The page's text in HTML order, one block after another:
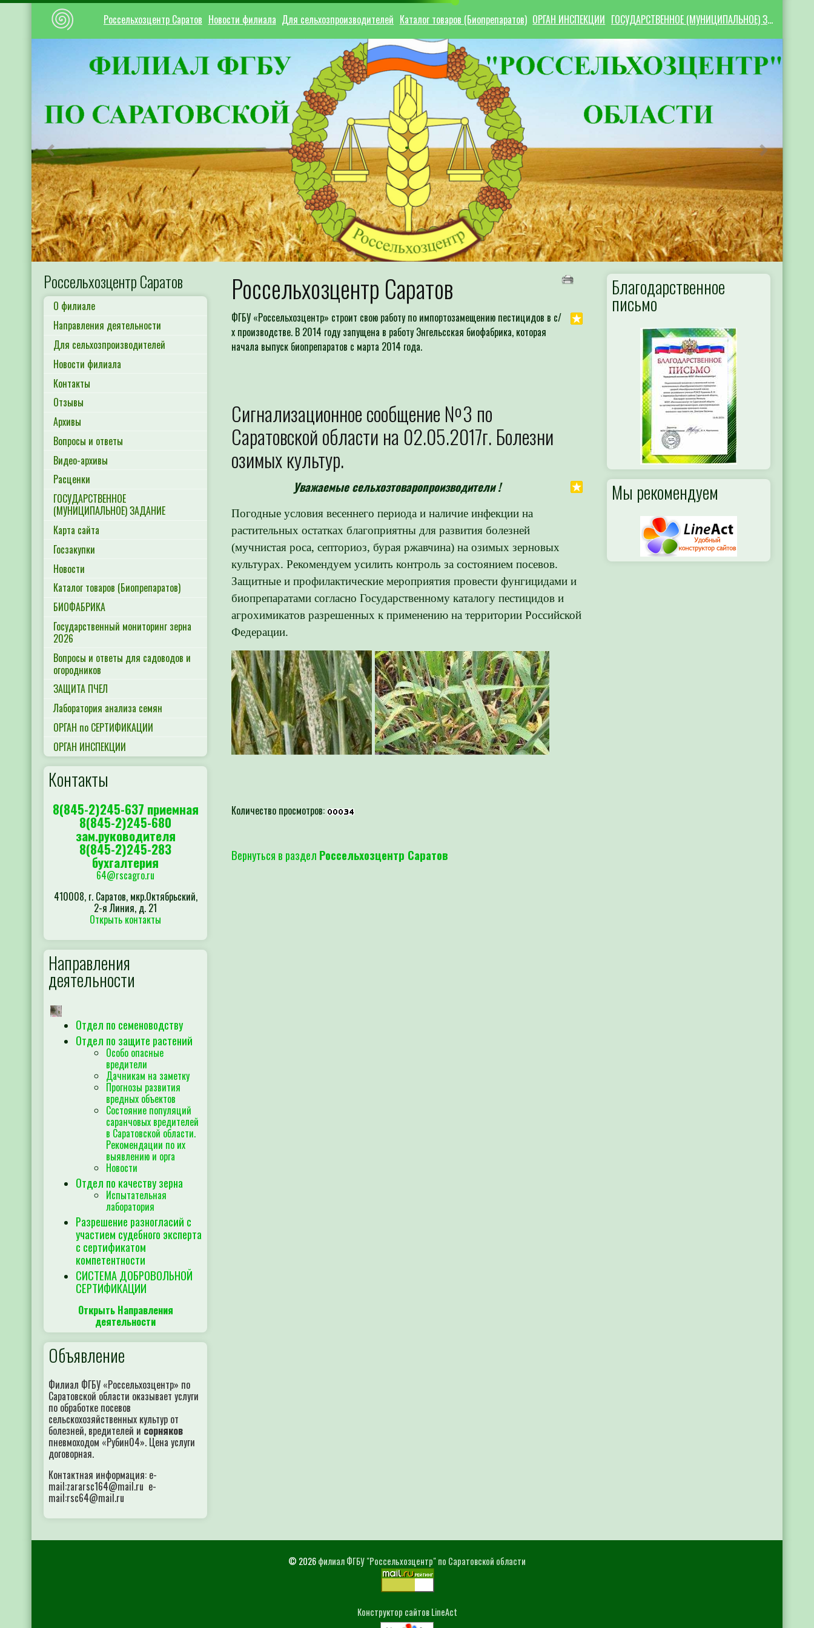
Россельхозцентр Саратов Новости филиала Для сельхозпроизводителей Каталог товаров (Биопрепаратов) ОРГАН ИНСПЕКЦИИ ГОСУДАРСТВЕННОЕ (МУНИЦИПАЛЬНОЕ) ЗАДАНИЕ
Предыдущий Следующий
Россельхозцентр Саратов
О филиале
Направления деятельности
Для сельхозпроизводителей
Новости филиала
Контакты
Отзывы
Архивы
Вопросы и ответы
Видео-архивы
Расценки
ГОСУДАРСТВЕННОЕ
(МУНИЦИПАЛЬНОЕ) ЗАДАНИЕ
Карта сайта
Госзакупки
Новости
Каталог товаров (Биопрепаратов)
БИОФАБРИКА
Государственный мониторинг зерна
2026
Вопросы и ответы для садоводов и
огородников
ЗАЩИТА ПЧЕЛ
Лаборатория анализа семян
ОРГАН по СЕРТИФИКАЦИИ
ОРГАН ИНСПЕКЦИИ
Контакты
8(845-2)245-637 приемная
8(845-2)245-680
зам.руководителя
8(845-2)245-283
бухгалтерия
64@rscagro.ru
410008, г. Саратов, мкр.Октябрьский,
2-я Линия, д. 21
Открыть контакты
Направления
деятельности
Отдел по семеноводству
Отдел по защите растений
Особо опасные
вредители
Дачникам на заметку
Прогнозы развития
вредных объектов
Состояние популяций
саранчовых вредителей
в Саратовской области.
Рекомендации по их
выявлению и орга
Новости
Отдел по качеству зерна
Испытательная
лаборатория
Разрешение разногласий с
участием судебного эксперта
с сертификатом
компетентности
СИСТЕМА ДОБРОВОЛЬНОЙ
СЕРТИФИКАЦИИ
Открыть Направления
деятельности
Объявление
Филиал ФГБУ «Россельхозцентр» по
Саратовской области оказывает услуги
по обработке посевов
сельскохозяйственных культур от
болезней, вредителей и сорняков
пневмоходом «Рубин04». Цена услуги
договорная.
Контактная информация: e-
mail:zararsc164@mail.ru e-
mail:rsc64@mail.ru
Россельхозцентр Саратов
ФГБУ «Россельхозцентр» строит свою работу по импортозамещению пестицидов в с/
х производстве. В 2014 году запущена в работу Энгельсская биофабрика, которая
начала выпуск биопрепаратов с марта 2014 года.
Сигнализационное сообщение №3 по
Саратовской области на 02.05.2017г. Болезни
озимых культур.
Уважаемые сельхозтоваропроизводители !
Погодные условия весеннего периода и наличие инфекции на
растительных остатках благоприятны для развития болезней
(мучнистая роса, септориоз, бурая ржавчина) на озимых зерновых
культурах. Рекомендуем усилить контроль за состоянием посевов.
Защитные и профилактические мероприятия провести фунгицидами и
биопрепаратами согласно Государственному каталогу пестицидов и
агрохимикатов разрешенных к применению на территории Российской
Федерации.
Количество просмотров:
Вернуться в раздел Россельхозцентр Саратов
Благодарственное
письмо
Мы рекомендуем
© 2026филиал ФГБУ "Россельхозцентр" по Саратовской области
Конструктор сайтов LineAct